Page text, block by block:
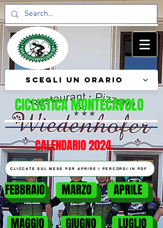
Scegli un orario
CICLISTICA MONTECAVOLO
CALENDARIO 2024
CLICCATE SUL MESE PER APRIRE I PERCORSI IN PDF
FEBBRAIO MARZO APRILE
MAGGIO GIUGNO LUGLIO